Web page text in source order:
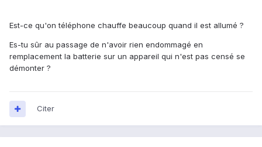
Est-ce qu'on téléphone chauffe beaucoup quand il est allumé ?
Es-tu sûr au passage de n'avoir rien endommagé en
remplacement la batterie sur un appareil qui n'est pas censé se
démonter ?
Citer